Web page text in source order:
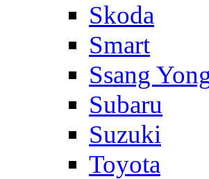
Skoda
Smart
Ssang
Subaru
Suzuki
Toyota